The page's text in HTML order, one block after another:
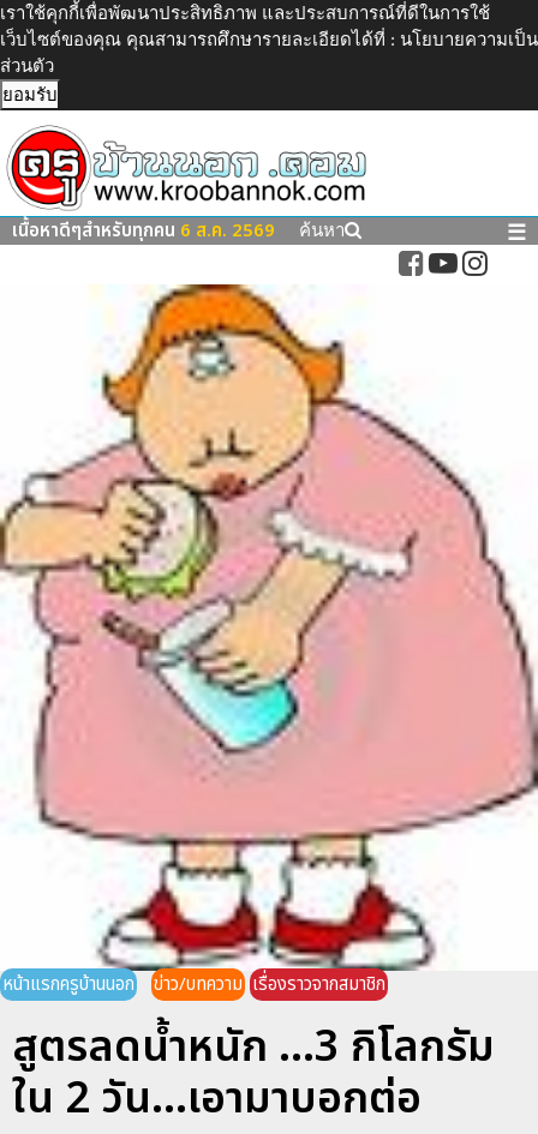
เราใช้คุกกี้เพื่อพัฒนาประสิทธิภาพ และประสบการณ์ที่ดีในการใช้
เว็บไซต์ของคุณ คุณสามารถศึกษารายละเอียดได้ที่ : นโยบายความเป็น
ส่วนตัว
ยอมรับ
เนื้อหาดีๆสำหรับทุกคน 6 ส.ค. 2569 ค้นหา ☰
หน้าแรกครูบ้านนอก ข่าว/บทความ เรื่องราวจากสมาชิก
สูตรลดน้ำหนัก ...3 กิโลกรัม
ใน 2 วัน...เอามาบอกต่อ